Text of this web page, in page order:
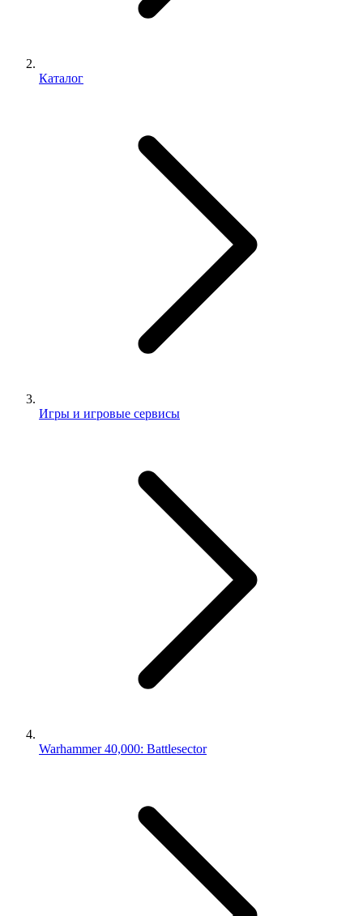
Каталог
Игры и игровые сервисы
Warhammer 40,000: Battlesector